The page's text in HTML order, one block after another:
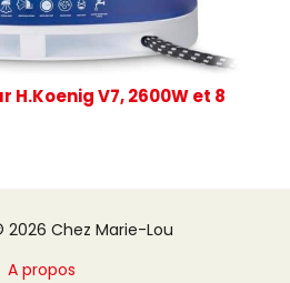
V7, 2600W et 8
Chez Marie-Lou
A propos